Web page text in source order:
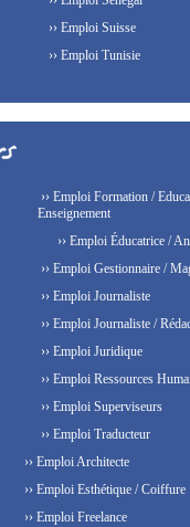
›› Emploi Suisse
›› Emploi Tunisie
›› Emploi Formation /
Enseignement
›› Emploi Éducatrice /
›› Emploi Gestionnaire /
›› Emploi Journaliste
›› Emploi Journaliste /
›› Emploi Juridique
›› Emploi Ressources
›› Emploi Superviseurs
›› Emploi Traducteur
›› Emploi Architecte
›› Emploi Esthétique / Coiffure
›› Emploi Freelance